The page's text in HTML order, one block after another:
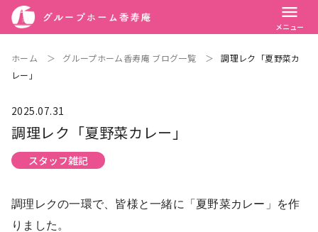
menu
メニュー
ホーム ＞ グループホーム香寿庵 ブログ一覧 ＞
調理レク「夏野菜カ
レー」
2025.07.31
調理レク「夏野菜カレー」
スタッフ雑記
調理レクの一環で、皆様と一緒に「夏野菜カレー」を作
りました。